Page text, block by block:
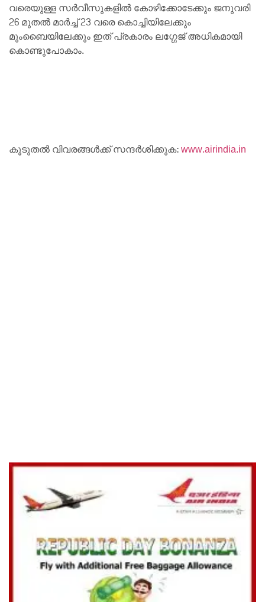
വരെയുള്ള സർവീസുകളിൽ കോഴിക്കോടേക്കും ജനുവരി
26 മുതൽ മാർച്ച് 23 വരെ കൊച്ചിയിലേക്കും
മുംബൈയിലേക്കും ഇത് പ്രകാരം ലഗ്ഗേജ് അധികമായി
കൊണ്ടുപോകാം.
കൂടുതൽ വിവരങ്ങൾക്ക് സന്ദർശിക്കുക:www.airindia.in